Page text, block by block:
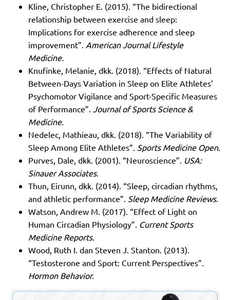
Kline, Christopher E. (2015). “The bidirectional
relationship between exercise and sleep:
Implications for exercise adherence and sleep
improvement”. American Journal Lifestyle
Medicine.
Knufinke, Melanie, dkk. (2018). “Effects of Natural
Between-Days Variation in Sleep on Elite Athletes’
Psychomotor Vigilance and Sport-Specific Measures
of Performance”.
Journal of Sports Science &
Medicine.
Nedelec, Mathieau, dkk. (2018). “The Variability of
Sleep Among Elite Athletes”. Sports Medicine Open.
Purves, Dale, dkk. (2001). “Neuroscience”. USA:
Sinauer Associates.
Thun, Eirunn, dkk. (2014). “Sleep, circadian rhythms,
and athletic performance”. Sleep Medicine Reviews.
Watson, Andrew M. (2017). “Effect of Light on
Human Circadian Physiology”. Current Sports
Medicine Reports.
Wood, Ruth I. dan Steven J. Stanton. (2013).
“Testosterone and Sport: Current Perspectives”.
Hormon Behavior.